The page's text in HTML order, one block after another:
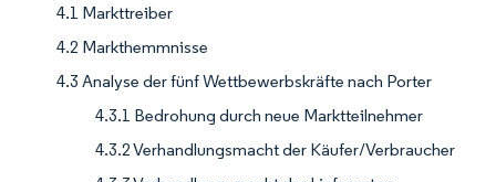
4.1 Markttreiber
4.2 Markthemmnisse
4.3 Analyse der fünf Wettbewerbskräfte nach Porter
4.3.1 Bedrohung durch neue Marktteilnehmer
4.3.2 Verhandlungsmacht der Käufer/Verbraucher